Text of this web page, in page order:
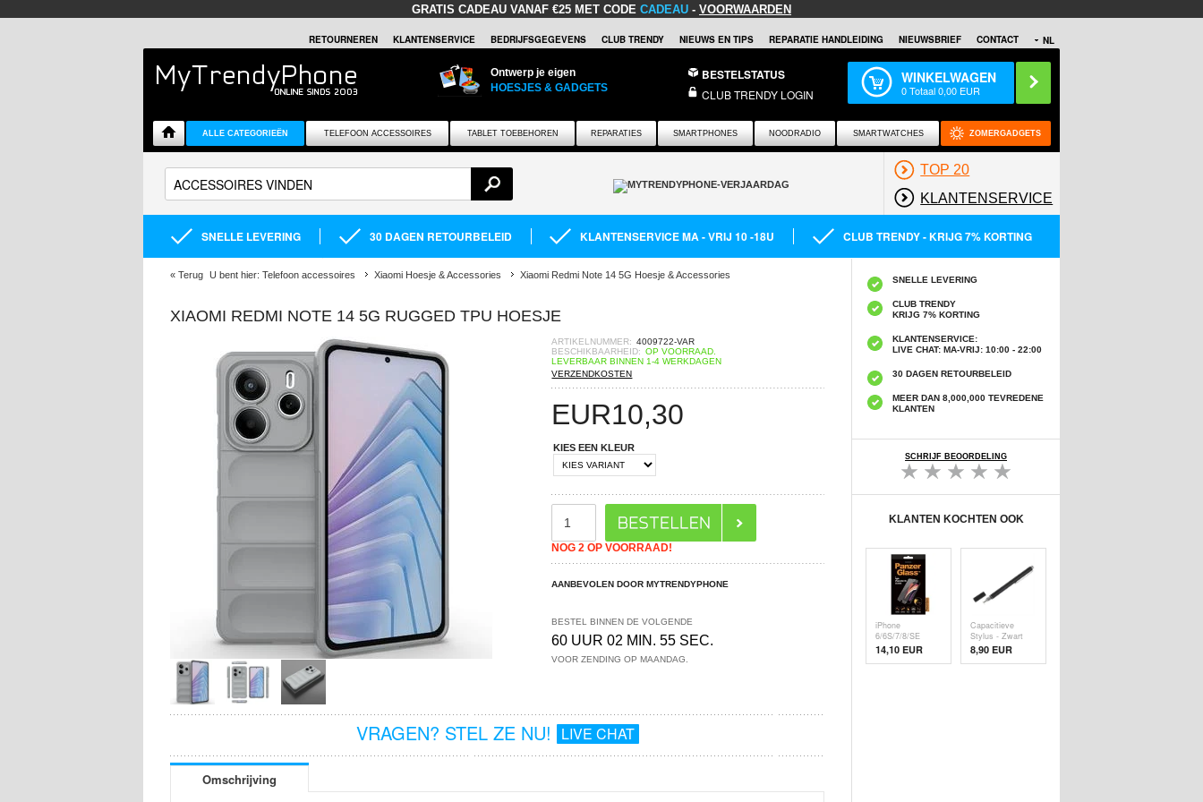
GRATIS CADEAU VANAF €25 MET CODE CADEAU - VOORWAARDEN
NL
RETOURNEREN KLANTENSERVICE BEDRIJFSGEGEVENS CLUB TRENDY NIEUWS EN TIPS REPARATIE HANDLEIDING NIEUWSBRIEF CONTACT
Ontwerp je eigen
HOESJES & GADGETS
BESTELSTATUS
CLUB TRENDY LOGIN
WINKELWAGEN
0Totaal0,00 EUR
ALLE CATEGORIEËN TELEFOON ACCESSOIRES TABLET TOEBEHOREN REPARATIES SMARTPHONES NOODRADIO SMARTWATCHES ZOMERGADGETS
TOP 20
KLANTENSERVICE
SNELLE LEVERING 30 DAGEN RETOURBELEID KLANTENSERVICE MA - VRIJ 10 -18U CLUB TRENDY - KRIJG 7% KORTING
« Terug U bent hier: Telefoon accessoires Xiaomi Hoesje & Accessories Xiaomi Redmi Note 14 5G Hoesje & Accessories
XIAOMI REDMI NOTE 14 5G RUGGED TPU HOESJE
ARTIKELNUMMER: 4009722-VAR
BESCHIKBAARHEID: OP VOORRAAD.
LEVERBAAR BINNEN 1-4 WERKDAGEN
VERZENDKOSTEN
EUR10,30
KIES EEN KLEUR
NOG 2 OP VOORRAAD!
AANBEVOLEN DOOR MYTRENDYPHONE
BESTEL BINNEN DE VOLGENDE
60 UUR 02 MIN. 54 SEC.
VOOR ZENDING OP MAANDAG.
VRAGEN? STEL ZE NU! LIVE CHAT
Omschrijving
SNELLE LEVERING
CLUB TRENDY
KRIJG 7% KORTING
KLANTENSERVICE:
LIVE CHAT: MA-VRIJ: 10:00 - 22:00
30 DAGEN RETOURBELEID
MEER DAN 8,000,000 TEVREDENE
KLANTEN
SCHRIJF BEOORDELING
KLANTEN KOCHTEN OOK
iPhone
6/6S/7/8/SE
(2020)/SE (
14,10 EUR
Capacitieve
Stylus - Zwart
8,90 EUR